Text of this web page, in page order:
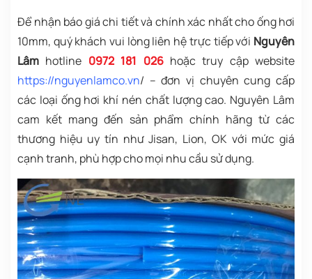
Để nhận báo giá chi tiết và chính xác nhất cho ống hơi
10mm, quý khách vui lòng liên hệ trực tiếp với Nguyên
Lâm hotline 0972 181 026hoặc truy cập website
https://nguyenlamco.vn/ – đơn vị chuyên cung cấp
các loại ống hơi khí nén chất lượng cao. Nguyên Lâm
cam kết mang đến sản phẩm chính hãng từ các
thương hiệu uy tín như Jisan, Lion, OK với mức giá
cạnh tranh, phù hợp cho mọi nhu cầu sử dụng.